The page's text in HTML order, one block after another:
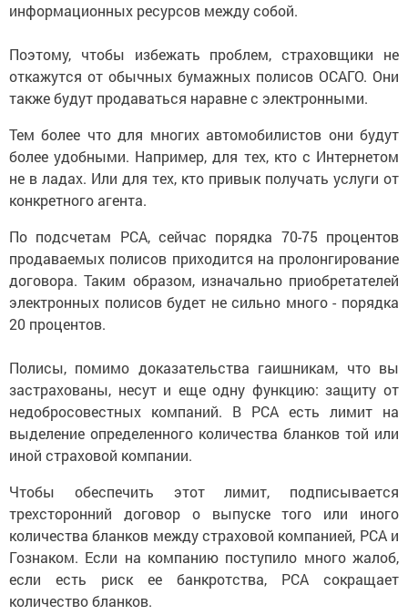
информационных ресурсов между собой.
Поэтому, чтобы избежать проблем, страховщики не
откажутся от обычных бумажных полисов ОСАГО. Они
также будут продаваться наравне с электронными.
Тем более что для многих автомобилистов они будут
более удобными. Например, для тех, кто с Интернетом
не в ладах. Или для тех, кто привык получать услуги от
конкретного агента.
По подсчетам РСА, сейчас порядка 70-75 процентов
продаваемых полисов приходится на пролонгирование
договора. Таким образом, изначально приобретателей
электронных полисов будет не сильно много - порядка
20 процентов.
Полисы, помимо доказательства гаишникам, что вы
застрахованы, несут и еще одну функцию: защиту от
недобросовестных компаний. В РСА есть лимит на
выделение определенного количества бланков той или
иной страховой компании.
Чтобы обеспечить этот лимит, подписывается
трехсторонний договор о выпуске того или иного
количества бланков между страховой компанией, РСА и
Гознаком. Если на компанию поступило много жалоб,
если есть риск ее банкротства, РСА сокращает
количество бланков.